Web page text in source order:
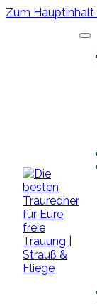
Zum Hauptinhalt